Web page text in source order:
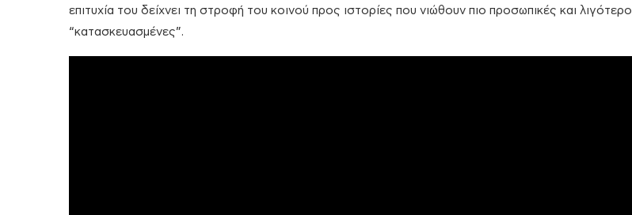
επιτυχία του δείχνει τη στροφή του κοινού προς ιστορίες που νιώθουν πιο προσωπικές και λιγότερο
“κατασκευασμένες”.